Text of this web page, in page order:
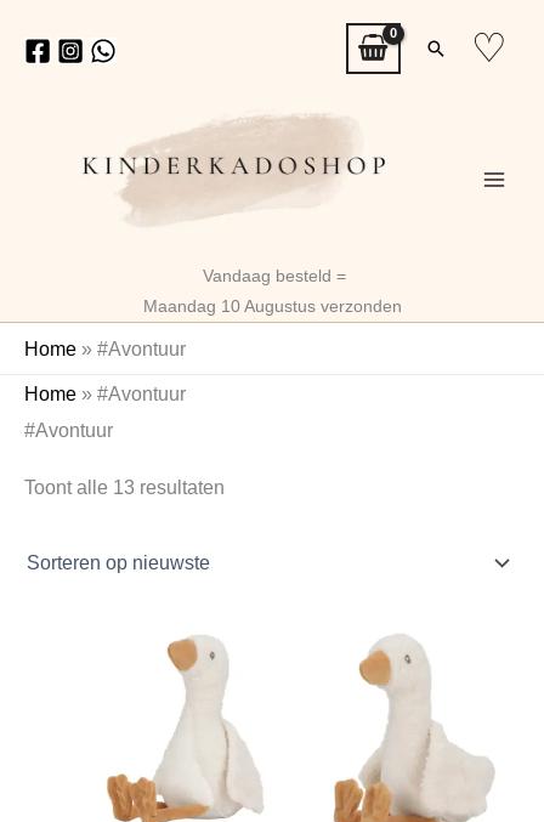
naar
Zoeken
♡
Vandaag besteld =
Maandag 10 Augustus verzonden
Home » #Avontuur
Home » #Avontuur
#Avontuur
Toont alle 13 resultaten
Oorspronkelijke
prijs
€12,95.
Huidige
prijs
€10,23.
Oorspronkelijke
prijs
was:
Huidige
prijs